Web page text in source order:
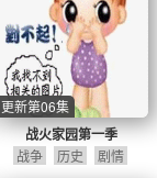
战火家园第一季
更新第06集
战争 历史 剧情